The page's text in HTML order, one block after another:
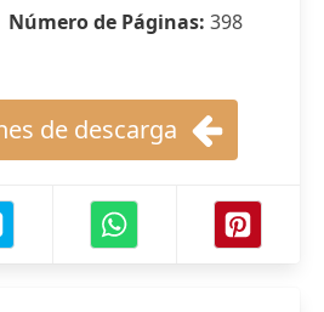
Número de Páginas: 398
de descarga